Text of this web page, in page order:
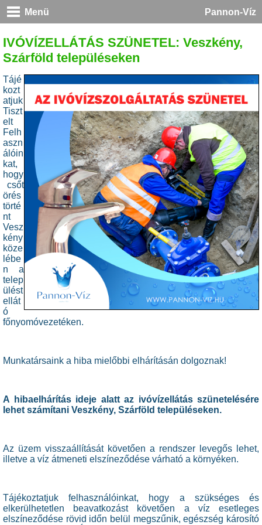
Menü Pannon-Víz
IVÓVÍZELLÁTÁS SZÜNETEL: Veszkény,
Szárföld településeken
Tájé
kozt
atjuk
Tiszt
elt
Felh
aszn
álóin
kat,
hogy
csőt
örés
törté
nt
Vesz
kény
köze
lébe
n a
telep
ülést
ellát
ó
főnyomóvezetéken.
Munkatársaink a hiba mielőbbi elhárításán dolgoznak!
A hibaelhárítás ideje alatt az ivóvízellátás szünetelésére
lehet számítani Veszkény, Szárföld településeken.
Az üzem visszaállítását követően a rendszer levegős lehet,
illetve a víz átmeneti elszíneződése várható a környéken.
Tájékoztatjuk felhasználóinkat, hogy a szükséges és
elkerülhetetlen beavatkozást követően a víz esetleges
elszíneződése rövid időn belül megszűnik, egészség károsító